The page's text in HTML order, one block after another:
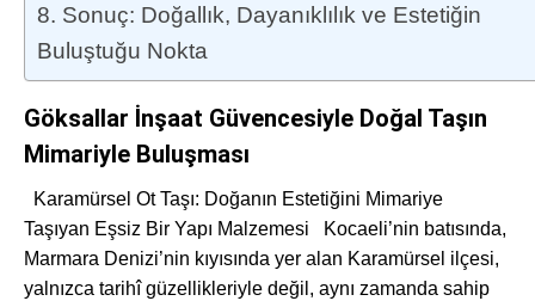
8. Sonuç: Doğallık, Dayanıklılık ve Estetiğin
Buluştuğu Nokta
Göksallar İnşaat Güvencesiyle Doğal Taşın
Mimariyle Buluşması
Karamürsel Ot Taşı: Doğanın Estetiğini Mimariye
Taşıyan Eşsiz Bir Yapı Malzemesi Kocaeli’nin batısında,
Marmara Denizi’nin kıyısında yer alan Karamürsel ilçesi,
yalnızca tarihî güzellikleriyle değil, aynı zamanda sahip